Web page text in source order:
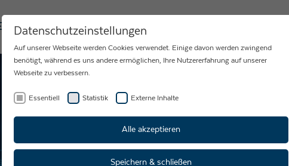
AKTUELLES KARRIERE
Datenschutzeinstellungen
Auf unserer Webseite werden Cookies verwendet. Einige davon werden zwingend
benötigt, während es uns andere ermöglichen, Ihre Nutzererfahrung auf unserer
Webseite zu verbessern.
Essentiell Statistik Externe Inhalte
Alle akzeptieren
Speichern & schließen